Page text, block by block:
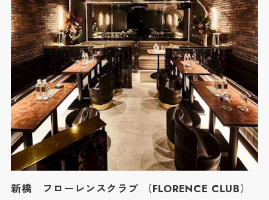
新橋 フローレンスクラブ （FLORENCE CLUB）